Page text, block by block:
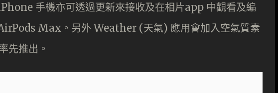
手機亦可透過更新來接收及在相片app 中觀看及編
Max。另外 Weather (天氣) 應用會加入空氣質素
先推出。